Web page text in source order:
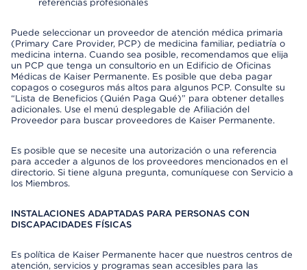
referencias profesionales
Puede seleccionar un proveedor de atención médica primaria
(Primary Care Provider, PCP) de medicina familiar, pediatría o
medicina interna. Cuando sea posible, recomendamos que elija
un PCP que tenga un consultorio en un Edificio de Oficinas
Médicas de Kaiser Permanente. Es posible que deba pagar
copagos o coseguros más altos para algunos PCP. Consulte su
“Lista de Beneficios (Quién Paga Qué)” para obtener detalles
adicionales. Use el menú desplegable de Afiliación del
Proveedor para buscar proveedores de Kaiser Permanente.
Es posible que se necesite una autorización o una referencia
para acceder a algunos de los proveedores mencionados en el
directorio. Si tiene alguna pregunta, comuníquese con Servicio a
los Miembros.
INSTALACIONES ADAPTADAS PARA PERSONAS CON
DISCAPACIDADES FÍSICAS
Es política de Kaiser Permanente hacer que nuestros centros de
atención, servicios y programas sean accesibles para las